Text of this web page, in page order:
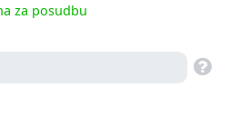
za posudbu